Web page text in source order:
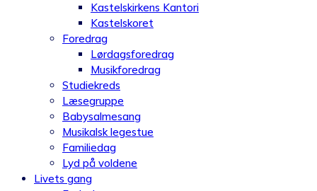
Kastelskirkens Kantori
Kastelskoret
Foredrag
Lørdagsforedrag
Musikforedrag
Studiekreds
Læsegruppe
Babysalmesang
Musikalsk legestue
Familiedag
Lyd på voldene
Livets gang